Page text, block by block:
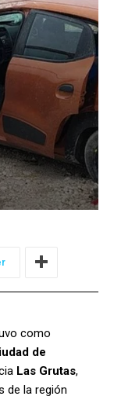
como
de
Las Grutas,
de la región